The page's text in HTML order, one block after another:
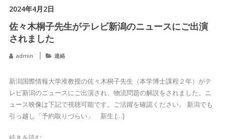
2024年4月2日
佐々木桐子先生がテレビ新潟のニュースにご出演
されました
admin 連絡
新潟国際情報大学准教授の佐々木桐子先生（本学博士課程２年）がテ
レビ新潟のニュースにご出演され、物流問題の解説をされました。ニ
ュース映像は下記で視聴可能です。ご活躍を確認ください。 新潟でも
引っ越し「予約取りづらい」 新生 […]